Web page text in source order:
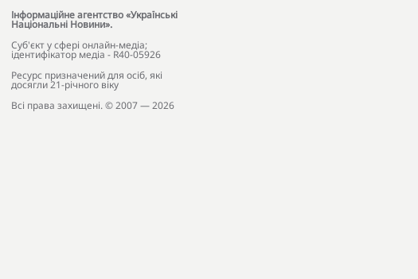
Інформаційне агентство «Українські
Національні Новини».
Cуб'єкт у сфері онлайн-медіа;
ідентифікатор медіа - R40-05926
Ресурс призначений для осіб, які
досягли 21-річного віку
Всі права захищені. © 2007 — 2026